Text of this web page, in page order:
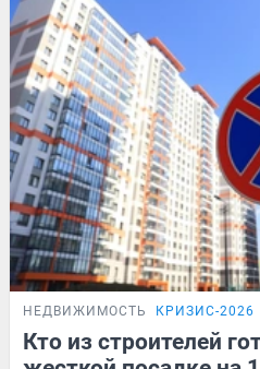
НЕДВИЖИМОСТЬ КРИЗИС-2026
Кто из строителей